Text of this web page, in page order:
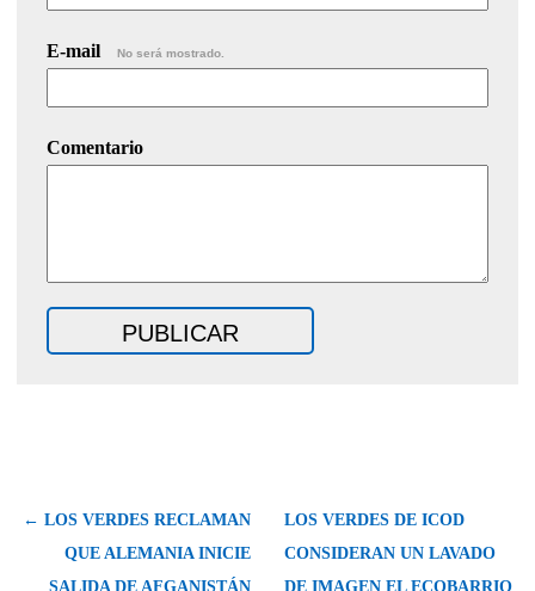
E-mail No será mostrado.
Comentario
← LOS VERDES RECLAMAN
QUE ALEMANIA INICIE
SALIDA DE AFGANISTÁN
LOS VERDES DE ICOD
CONSIDERAN UN LAVADO
DE IMAGEN EL ECOBARRIO